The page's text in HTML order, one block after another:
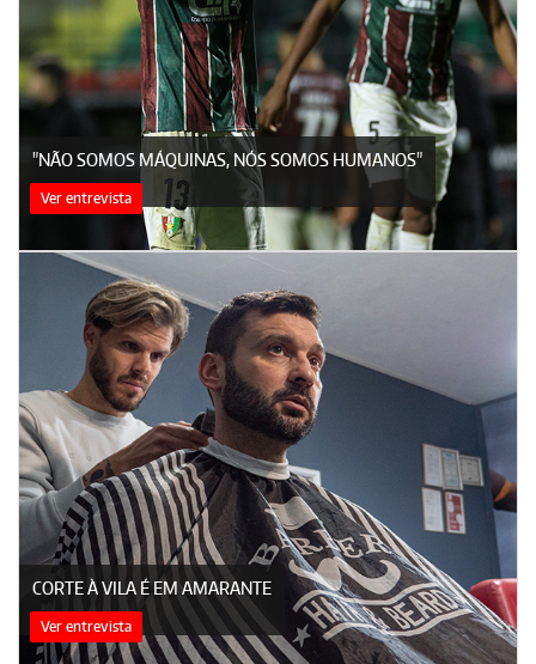
"NÃO SOMOS MÁQUINAS, NÓS SOMOS HUMANOS"
Ver entrevista
CORTE À VILA É EM AMARANTE
Ver entrevista